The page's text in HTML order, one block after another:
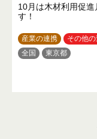
10月は木材利用促進
す！
産業の連携
その他
全国
東京都